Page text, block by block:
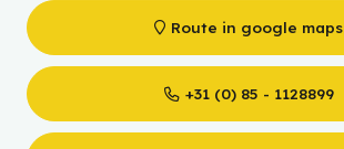
Route in google maps
+31 (0) 85 - 1128899